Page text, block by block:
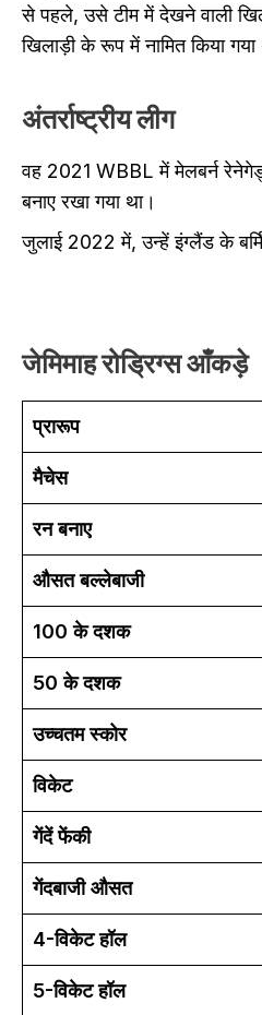
से पहले, उसे टीम में देखने वाली
खिलाड़ी के रूप में नामित किया गया
अंतर्राष्ट्रीय लीग
वह 2021 WBBL में मेलबर्न
बनाए रखा गया था।
जुलाई 2022 में, उन्हें इंग्लैंड के
जेमिमाह रोड्रिग्सआँकड़े
प्रारूप
मैचेस
रन बनाए
औसत बल्लेबाजी
100 के दशक
50 के दशक
उच्चतम स्कोर
विकेट
गेंदें फेंकी
गेंदबाजी औसत
4-विकेट हॉल
5-विकेट हॉल